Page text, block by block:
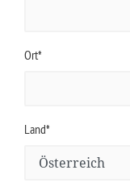
Ort*
Land*